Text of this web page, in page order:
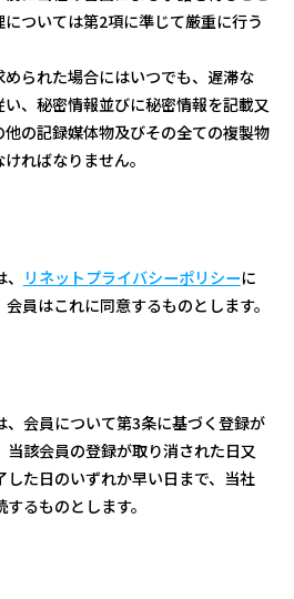
ついては第2項に準じて厳重に行う
られた場合にはいつでも、遅滞な
、秘密情報並びに秘密情報を記載又
の記録媒体物及びその全ての複製物
ればなりません。
リネットプライバシーポリシーに
員はこれに同意するものとします。
会員について第3条に基づく登録が
該会員の登録が取り消された日又
た日のいずれか早い日まで、当社
るものとします。